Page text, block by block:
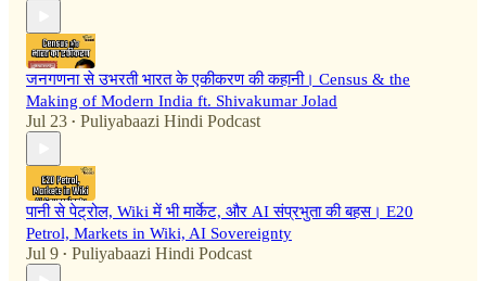
जनगणना से उभरती भारत के एकीकरण की कहानी। Census & the
Making of Modern India ft. Shivakumar Jolad
Jul 23 • Puliyabaazi Hindi Podcast
पानी से पेट्रोल, Wiki में भी मार्केट, और AI संप्रभुता की बहस। E20
Petrol, Markets in Wiki, AI Sovereignty
Jul 9 • Puliyabaazi Hindi Podcast